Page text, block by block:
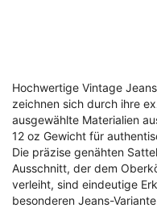
Hochwertige Vintage
zeichnen sich durch ihre
ausgewählte Materialien
12 oz Gewicht für
Die präzise genähten
Ausschnitt, der dem
verleiht, sind eindeutige
besonderen Jeans-